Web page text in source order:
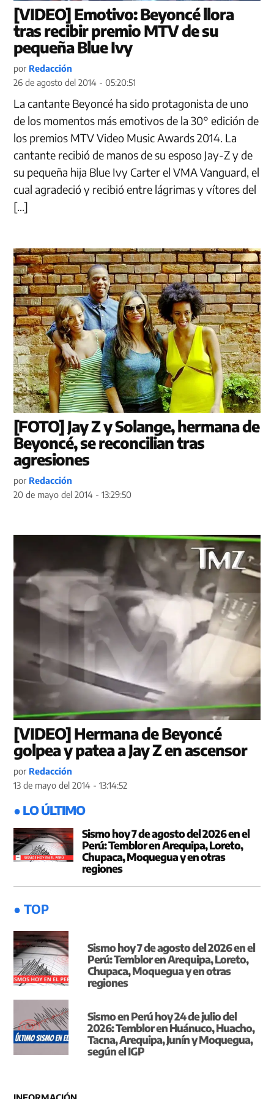
[VIDEO] Emotivo: Beyoncé llora
tras recibir premio MTV de su
pequeña Blue Ivy
por Redacción
26 de agosto del 2014 - 05:20:51
La cantante Beyoncé ha sido protagonista de uno
de los momentos más emotivos de la 30° edición de
los premios MTV Video Music Awards 2014. La
cantante recibió de manos de su esposo Jay-Z y de
su pequeña hija Blue Ivy Carter el VMA Vanguard, el
cual agradeció y recibió entre lágrimas y vítores del
[…]
[FOTO] Jay Z y Solange, hermana de
Beyoncé, se reconcilian tras
agresiones
por Redacción
20 de mayo del 2014 - 13:29:50
[VIDEO] Hermana de Beyoncé
golpea y patea a Jay Z en ascensor
por Redacción
13 de mayo del 2014 - 13:14:52
● LO ÚLTIMO
Sismo hoy 7 de agosto del 2026 en el
Perú: Temblor en Arequipa, Loreto,
Chupaca, Moquegua y en otras
regiones
● TOP
Sismo hoy 7 de agosto del 2026 en el
Perú: Temblor en Arequipa, Loreto,
Chupaca, Moquegua y en otras
regiones
Sismo en Perú hoy 24 de julio del
2026: Temblor en Huánuco, Huacho,
Tacna, Arequipa, Junín y Moquegua,
según el IGP